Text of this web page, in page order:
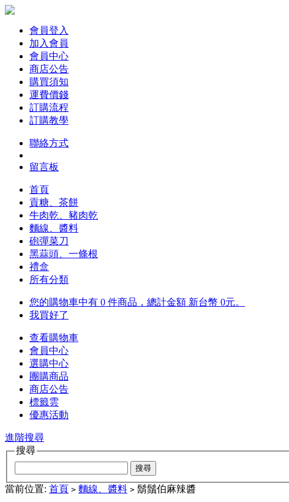
會員登入
加入會員
會員中心
商店公告
購買須知
運費價錢
訂購流程
訂購教學
聯絡方式
留言板
首頁
貢糖、茶餅
牛肉乾、豬肉乾
麵線、醬料
砲彈菜刀
黑蒜頭、一條根
禮盒
所有分類
您的購物車中有 0 件商品，總計金額 新台幣 0元。
我買好了
查看購物車
會員中心
選購中心
團購商品
商店公告
標籤雲
優惠活動
進階搜尋
搜尋
當前位置: 首頁 > 麵線、醬料 > 鬍鬚伯麻辣醬